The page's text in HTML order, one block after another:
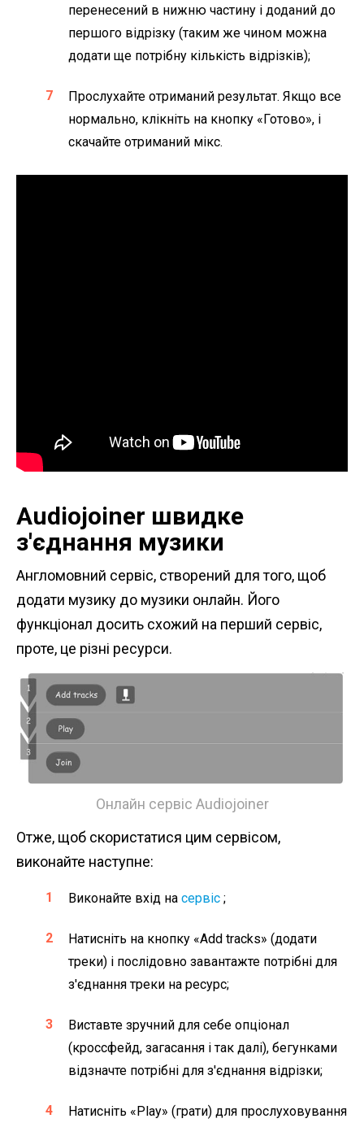
перенесений в нижню частину і доданий до
першого відрізку (таким же чином можна
додати ще потрібну кількість відрізків);
Прослухайте отриманий результат. Якщо все
нормально, клікніть на кнопку «Готово», і
скачайте отриманий мікс.
Audiojoiner швидке
з'єднання музики
Англомовний сервіс, створений для того, щоб
додати музику до музики онлайн. Його
функціонал досить схожий на перший сервіс,
проте, це різні ресурси.
Онлайн сервіс Audiojoiner
Отже, щоб скористатися цим сервісом,
виконайте наступне:
Виконайте вхід на сервіс ;
Натисніть на кнопку «Add tracks» (додати
треки) і послідовно завантажте потрібні для
з'єднання треки на ресурс;
Виставте зручний для себе опціонал
(кроссфейд, загасання і так далі), бегунками
відзначте потрібні для з'єднання відрізки;
Натисніть «Play» (грати) для прослуховування